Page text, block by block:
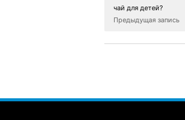
чай для детей?
Предыдущая запись